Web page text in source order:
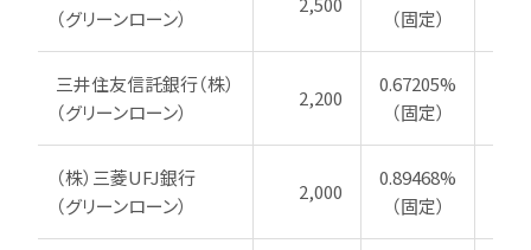
（グリーンローン）
（固定）
三井住友信託銀行（株）
（グリーンローン）
2,200
0.67205%
（固定）
（株）三菱UFJ銀行
（グリーンローン）
2,000
0.89468%
（固定）